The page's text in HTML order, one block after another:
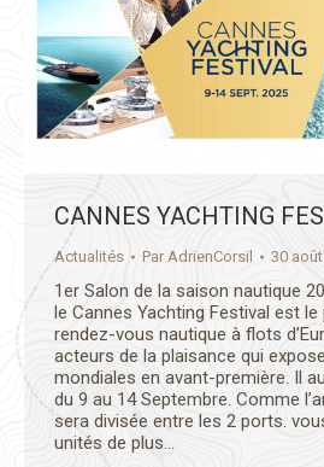
CANNES YACHTING
Actualités Par AdrienCorsil 30
1er Salon de la saison nautique
le Cannes Yachting Festival est
rendez-vous nautique à flots
acteurs de la plaisance qui
mondiales en avant-première. Il
du 9 au 14 Septembre. Comme
sera divisée entre les 2 ports.
unités de plus…